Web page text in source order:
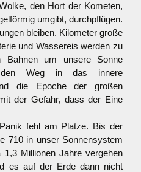
den Hort der Kometen,
umgibt, durchpflügen.
bleiben. Kilometer große
und Wassereis werden zu
Bahnen um unsere Sonne
Weg in das innere
die Epoche der großen
der Gefahr, dass der Eine
fehl am Platze. Bis der
710 in unser Sonnensystem
Millionen Jahre vergehen
es auf der Erde dann nicht